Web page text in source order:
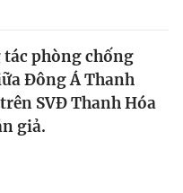
phòng chống
Đông Á Thanh
SVĐ Thanh Hóa
giả.